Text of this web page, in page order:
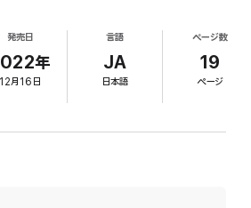
発売日
年
12月16日
言語
JA
日本語
ページ数
19
ページ